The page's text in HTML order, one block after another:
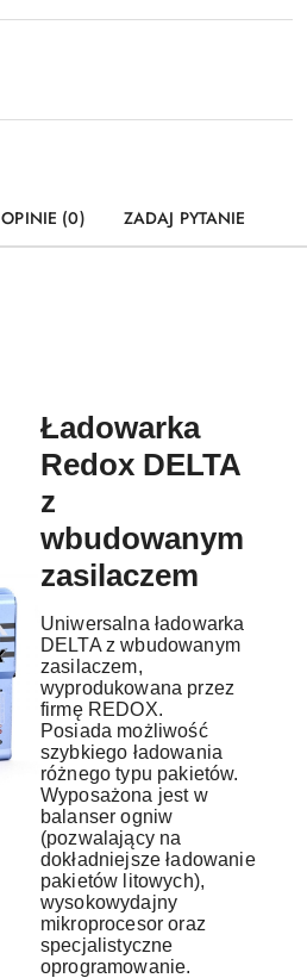
OPINIE (0) ZADAJ PYTANIE
Ładowarka
Redox DELTA
z
wbudowanym
zasilaczem
Uniwersalna ładowarka
DELTA z wbudowanym
zasilaczem,
wyprodukowana przez
firmę REDOX.
Posiada możliwość
szybkiego ładowania
różnego typu pakietów.
Wyposażona jest w
balanser ogniw
(pozwalający na
dokładniejsze ładowanie
pakietów litowych),
wysokowydajny
mikroprocesor oraz
specjalistyczne
oprogramowanie.